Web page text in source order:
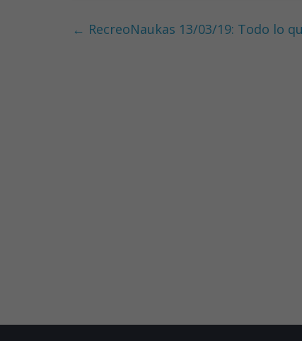
b e er s
← RecreoNaukas 13/03/19: Todo lo